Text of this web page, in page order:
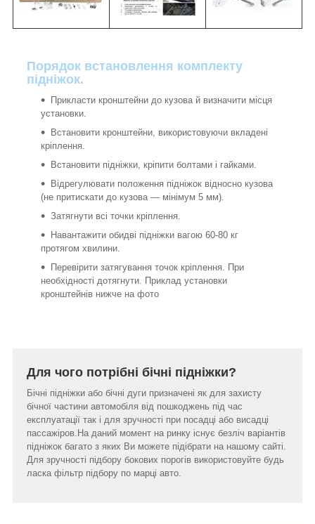
Порядок встановлення комплекту
підніжок.
Прикласти кронштейни до кузова й визначити місця
установки.
Встановити кронштейни, використовуючи вкладені
кріплення.
Встановити підніжки, кріпити болтами і гайками.
Відрегулювати положення підніжок відносно кузова
(не притискати до кузова ― мінімум 5 мм).
Затягнути всі точки кріплення.
Навантажити обидві підніжки вагою 60-80 кг
протягом хвилини.
Перевірити затягування точок кріплення. При
необхідності дотягнути. Приклад установки
кронштейнів нижче на фото
Для чого потрібні бічні підніжки?
Бічні підніжки або бічні дуги призначені як для захисту
бічної частини автомобіля від пошкоджень під час
експлуатації так і для зручності при посадці або висадці
пассажіров.На даний момент на ринку існує безліч варіантів
підніжок багато з яких Ви можете підібрати на нашому сайті.
Для зручності підбору бокових порогів використовуйте будь
ласка фільтр підбору по марці авто.